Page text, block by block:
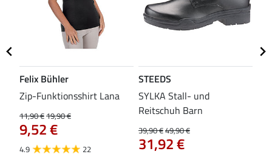
Felix Bühler
Zip-Funktionsshirt Lana
11,90 €19,90 €
9,52 €
4.9 22
STEEDS
SYLKA Stall- und
Reitschuh Barn
39,90 €49,90 €
31,92 €